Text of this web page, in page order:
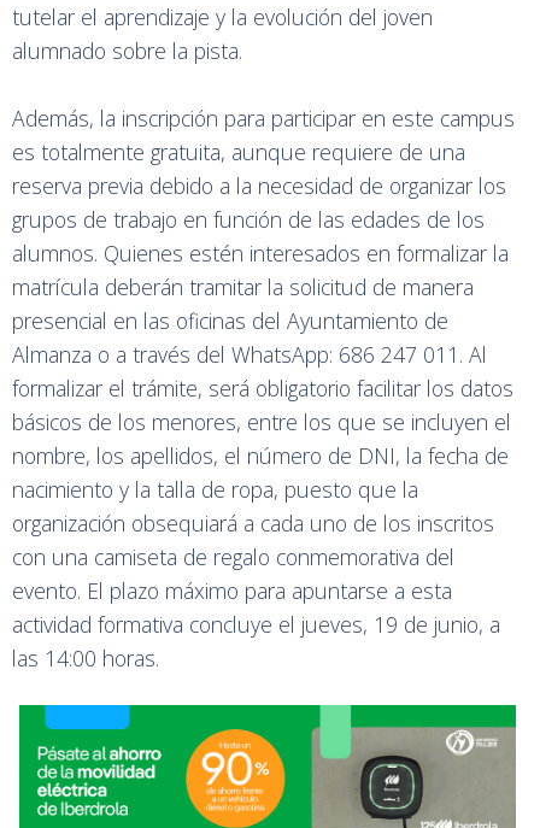
tutelar el aprendizaje y la evolución del joven
alumnado sobre la pista.
Además, la inscripción para participar en este campus
es totalmente gratuita, aunque requiere de una
reserva previa debido a la necesidad de organizar los
grupos de trabajo en función de las edades de los
alumnos. Quienes estén interesados en formalizar la
matrícula deberán tramitar la solicitud de manera
presencial en las oficinas del Ayuntamiento de
Almanza o a través del WhatsApp: 686 247 011. Al
formalizar el trámite, será obligatorio facilitar los datos
básicos de los menores, entre los que se incluyen el
nombre, los apellidos, el número de DNI, la fecha de
nacimiento y la talla de ropa, puesto que la
organización obsequiará a cada uno de los inscritos
con una camiseta de regalo conmemorativa del
evento. El plazo máximo para apuntarse a esta
actividad formativa concluye el jueves, 19 de junio, a
las 14:00 horas.